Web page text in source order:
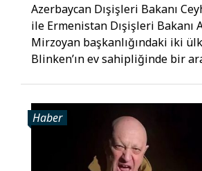
Azerbaycan Dışişleri Bakanı
ile Ermenistan Dışişleri Bakanı
Mirzoyan başkanlığındaki iki
Blinken’ın ev sahipliğinde bir
Haber